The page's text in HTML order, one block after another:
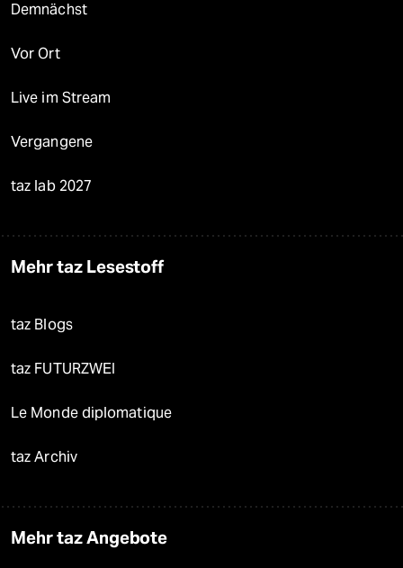
Demnächst
Vor Ort
Live im Stream
Vergangene
taz lab 2027
Mehr taz Lesestoff
taz Blogs
taz FUTURZWEI
Le Monde diplomatique
taz Archiv
Mehr taz Angebote